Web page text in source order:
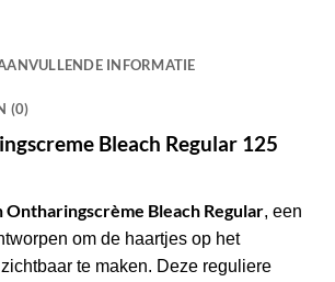
INFORMATIE
(0)
Bleach Regular 125
Ontharingscrème Bleach Regular, een
om de haartjes op het
te maken. Deze reguliere